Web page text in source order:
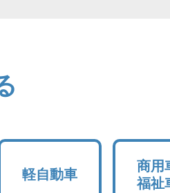
軽自動車
商用
福祉